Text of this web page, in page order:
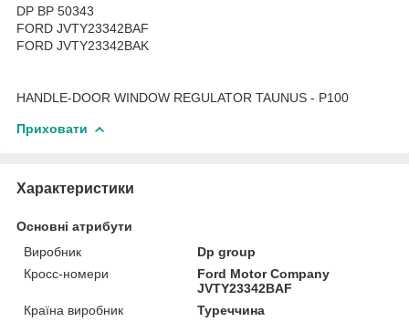
DP BP 50343
FORD JVTY23342BAF
FORD JVTY23342BAK
HANDLE-DOOR WINDOW REGULATOR TAUNUS - P100
Приховати
Характеристики
Основні атрибути
Виробник
Dp group
Кросс-номери
Ford Motor Company
JVTY23342BAF
Країна виробник
Туреччина